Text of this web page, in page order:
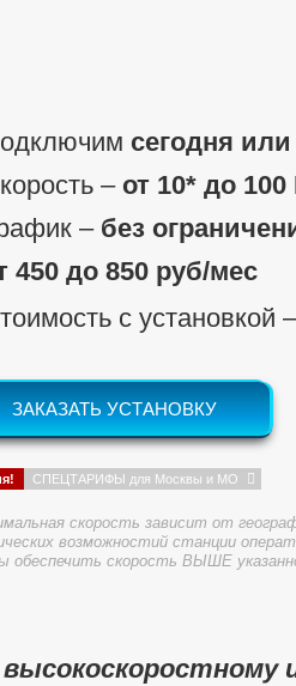
сегодня или
‒ от 10* до
‒ без
450 до 850 руб/мес
с установкой
ЗАКАЗАТЬ УСТАНОВКУ
СПЕЦТАРИФЫ для Москвы и МО
скорость зависит от
возможностий станции
обеспечить скорость ВЫШЕ